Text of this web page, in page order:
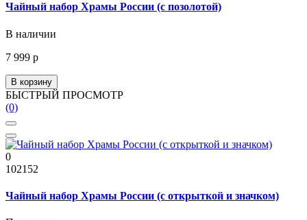
Чайный набор Храмы России (с позолотой)
В наличии
7 999 р
В корзину
БЫСТРЫЙ ПРОСМОТР
(0)
0
102152
Чайный набор Храмы России (с открыткой и значком)